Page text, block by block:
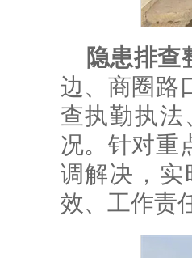
隐患排查
边、商圈路
查执勤执
况。针对重
调解决，实
效、工作责